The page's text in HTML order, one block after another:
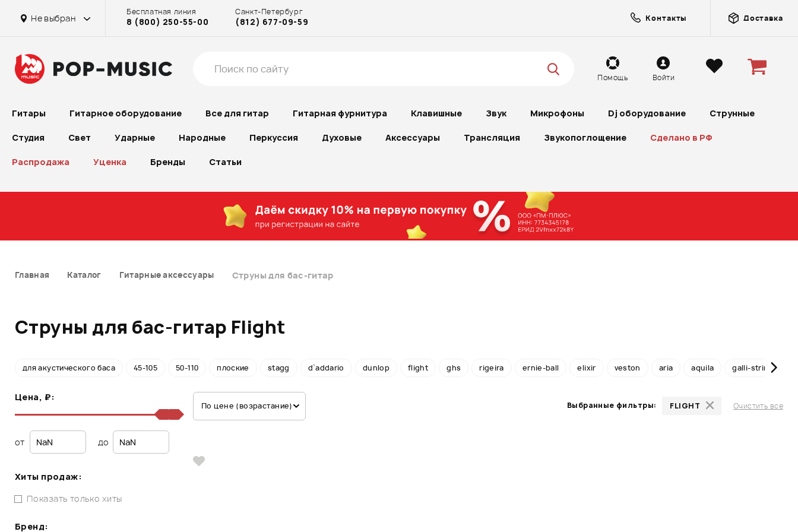
Не выбран
Бесплатная линия
8 (800) 250-55-00
Санкт-Петербург
(812) 677-09-59 Контакты Доставка
Помощь Войти
Гитары Гитарное оборудование Все для гитар Гитарная фурнитура Клавишные Звук Микрофоны Dj оборудование Струнные
Студия Свет Ударные Народные Перкуссия Духовые Аксессуары Трансляция Звукопоглощение Сделано в РФ
Распродажа Уценка Бренды Статьи
Главная Каталог Гитарные аксессуары Струны для бас-гитар
Струны для бас-гитар Flight
для акустического баса 45-105 50-110 плоские stagg d`addario dunlop flight ghs rigeira ernie-ball elixir veston aria aquila galli-strings
Цена, ₽:
от до
Хиты продаж:
Показать только хиты
Бренд:
По цене (возрастание) Выбранные фильтры: FLIGHT Очистить все